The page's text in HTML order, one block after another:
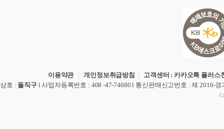
이용약관 |개인정보취급방침 | 고객센터 : 카카오톡 플러스
상호 : 돌직구 l사업자등록번호 : 408 -47-74680 l 통신판매신고번호 : 제 2016-